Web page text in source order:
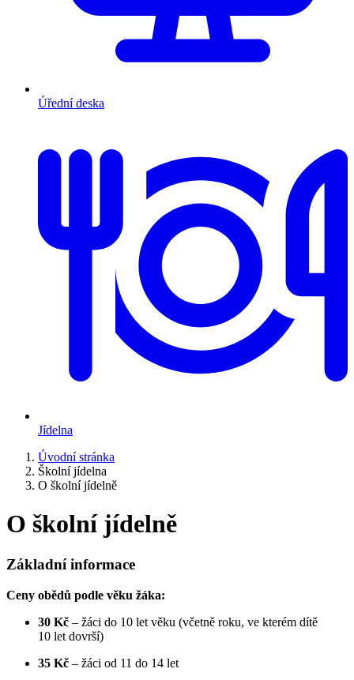
Úřední deska
Jídelna
Úvodní stránka
Školní jídelna
O školní jídelně
O školní jídelně
Základní informace
Ceny obědů podle věku žáka:
30 Kč – žáci do 10 let věku (včetně roku, ve kterém dítě
10 let dovrší)
35 Kč – žáci od 11 do 14 let